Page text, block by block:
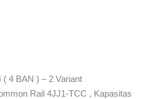
4 BAN ) – 2 Variant
Rail 4JJ1-TCC , Kapasitas